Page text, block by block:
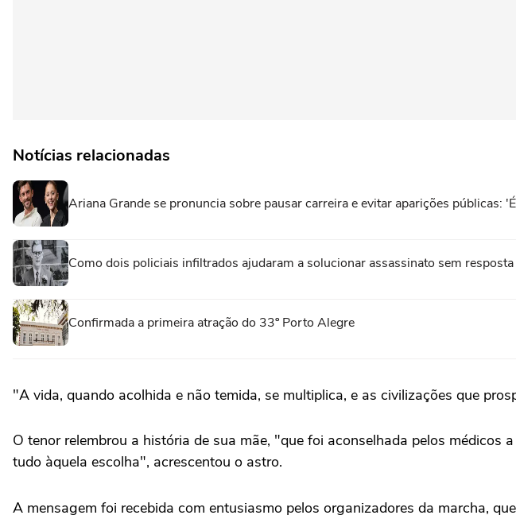
Notícias relacionadas
Ariana Grande se pronuncia sobre pausar carreira e evitar aparições públicas:
Como dois policiais infiltrados ajudaram a solucionar assassinato sem
Confirmada a primeira atração do 33º Porto Alegre
"A vida, quando acolhida e não temida, se multiplica, e as civilizações que
O tenor relembrou a história de sua mãe, "que foi aconselhada pelos
tudo àquela escolha", acrescentou o astro.
A mensagem foi recebida com entusiasmo pelos organizadores da marcha,